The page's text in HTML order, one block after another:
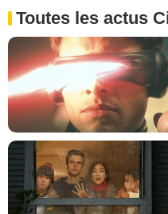
Toutes les actus